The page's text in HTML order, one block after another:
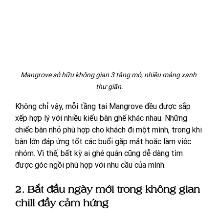
Mangrove sở hữu không gian 3 tầng mở, nhiều mảng xanh
thư giãn.
Không chỉ vậy, mỗi tầng tại Mangrove đều được sắp
xếp hợp lý với nhiều kiểu bàn ghế khác nhau. Những
chiếc bàn nhỏ phù hợp cho khách đi một mình, trong khi
bàn lớn đáp ứng tốt các buổi gặp mặt hoặc làm việc
nhóm. Vì thế, bất kỳ ai ghé quán cũng dễ dàng tìm
được góc ngồi phù hợp với nhu cầu của mình.
2. Bắt đầu ngày mới trong không gian
chill đầy cảm hứng